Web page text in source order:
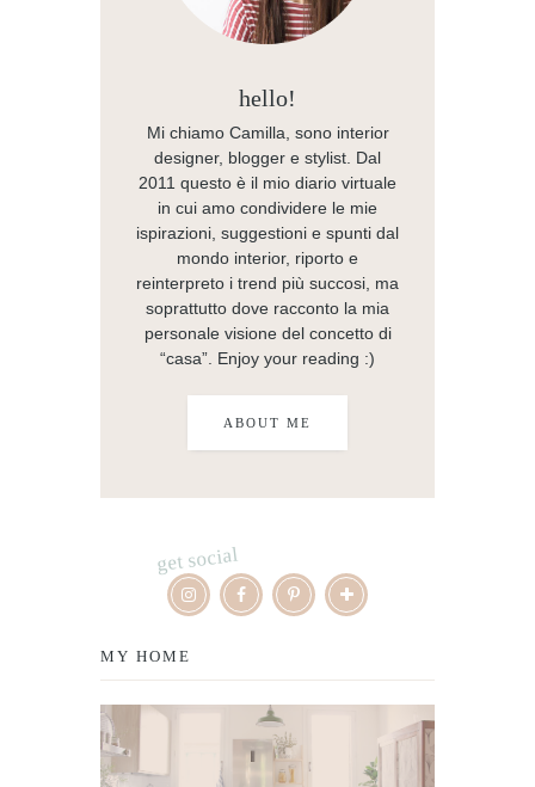
hello!
Mi chiamo Camilla, sono interior
designer, blogger e stylist. Dal
2011 questo è il mio diario virtuale
in cui amo condividere le mie
ispirazioni, suggestioni e spunti dal
mondo interior, riporto e
reinterpreto i trend più succosi, ma
soprattutto dove racconto la mia
personale visione del concetto di
“casa”. Enjoy your reading :)
ABOUT ME
get social
MY HOME